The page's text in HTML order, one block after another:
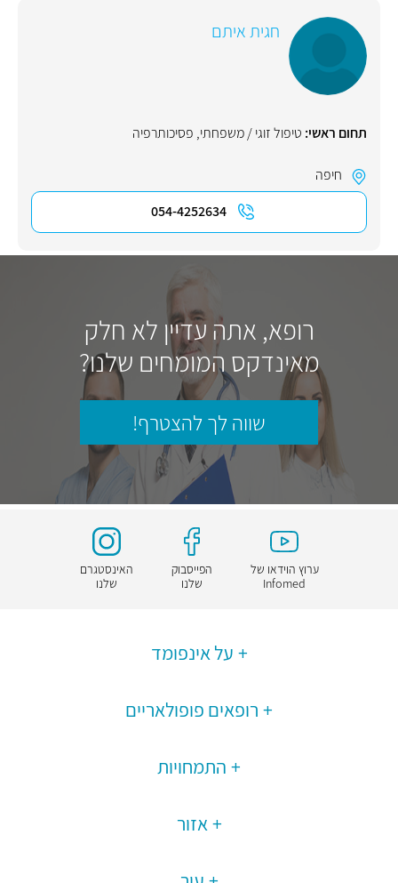
חגית איתם
תחום ראשי: טיפול זוגי / משפחתי, פסיכותרפיה
חיפה
054-4252634
רופא, אתה עדיין לא חלק
מאינדקס המומחים שלנו?
שווה לך להצטרף!
ערוץ הוידאו של
Infomed
הפייסבוק
שלנו
האינסטגרם
שלנו
על אינפומד
רופאים פופולאריים
התמחויות
אזור